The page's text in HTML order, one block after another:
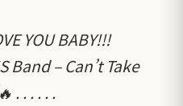
YOU BABY!!!
Band – Can’t Take
. . . . . .